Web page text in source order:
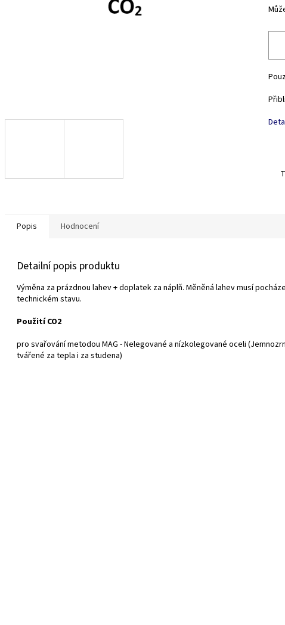
Popis Hodnocení
Detailní popis produktu
Výměna za prázdnou lahev + doplatek za náplň. Měněná lahev musí
technickém stavu.
PoužitíCO2
pro svařování metodou MAG - Nelegované a nízkolegované oceli
tvářené za tepla i za studena)